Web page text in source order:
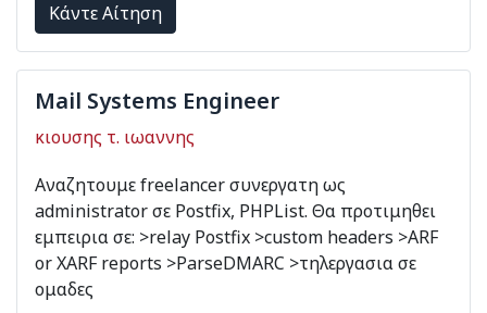
Kάντε Αίτηση
Mail Systems Engineer
κιουσης τ. ιωαννης
Αναζητουμε freelancer συνεργατη ως
administrator σε Postfix, PHPList. Θα προτιμηθει
εμπειρια σε: >relay Postfix >custom headers >ARF
or XARF reports >ParseDMARC >τηλεργασια σε
ομαδες